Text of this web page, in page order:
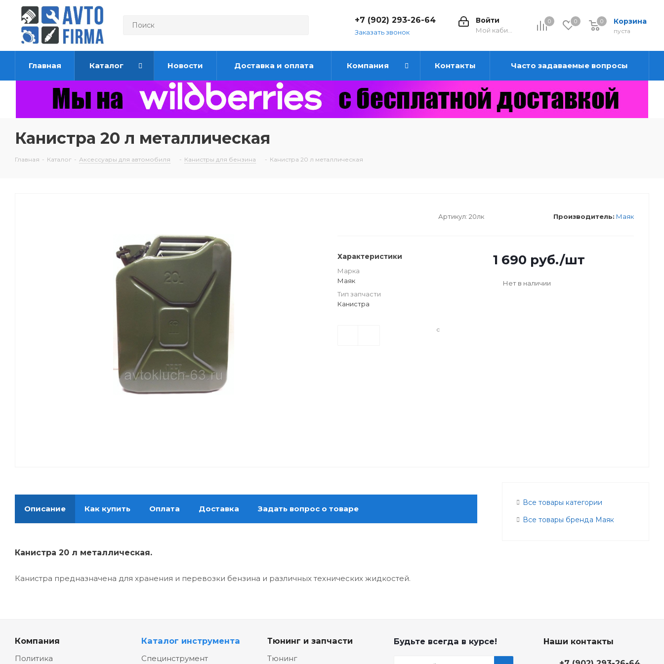
0 0 Корзина
0
пуста
0
Войти
+7 (902) 293-26-64
Заказать звонок
Главная Каталог Новости Доставка и оплата Компания Контакты Часто задаваемые вопросы
Канистра 20 л металлическая
Главная - Каталог - Аксессуары для автомобиля - Канистры для бензина - Канистра 20 л металлическая
Артикул: 20лк Производитель: Маяк
Характеристики
Марка
Маяк
Тип запчасти
Канистра
1 690 руб./шт
Нет в наличии
с
Описание Как купить Оплата Доставка Задать вопрос о товаре
Канистра 20 л металлическая.
Канистра предназначена для хранения и перевозки бензина и различных технических жидкостей.
Все товары категории
Все товары бренда Маяк
Компания
Политика
Каталог инструмента
Специнструмент
Тюнинг и запчасти
Тюнинг
Будьте всегда в курсе! Наши контакты